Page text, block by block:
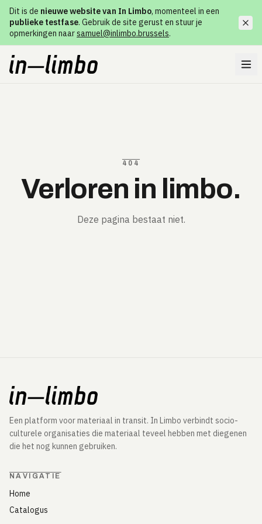
Dit is de nieuwe website van In Limbo, momenteel in een
publieke testfase. Gebruik de site gerust en stuur je
opmerkingen naarsamuel@inlimbo.brussels.
404
Verloren in limbo.
Deze pagina bestaat niet.
Een platform voor materiaal in transit. In Limbo verbindt socio-
culturele organisaties die materiaal teveel hebben met diegenen
die het nog kunnen gebruiken.
NAVIGATIE
Home
Catalogus